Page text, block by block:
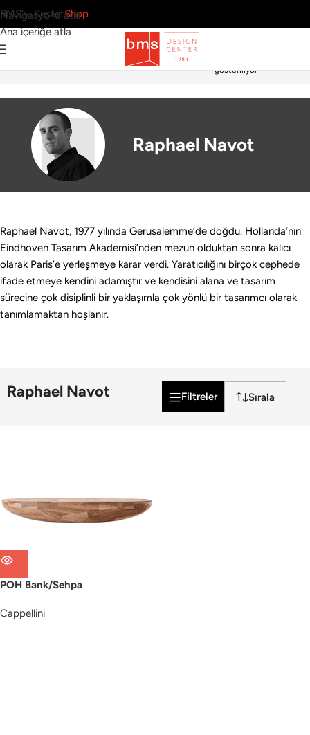
Navigasyona atla
Ana içeriğe atla
BMS’yi KeşfetShop
Raphael Navot
gösteriliyor
Raphael Navot
Raphael Navot, 1977 yılında Gerusalemme’de doğdu. Hollanda’nın
Eindhoven Tasarım Akademisi’nden mezun olduktan sonra kalıcı
olarak Paris’e yerleşmeye karar verdi. Yaratıcılığını birçok cephede
ifade etmeye kendini adamıştır ve kendisini alana ve tasarım
sürecine çok disiplinli bir yaklaşımla çok yönlü bir tasarımcı olarak
tanımlamaktan hoşlanır.
Raphael Navot Filtreler
POH Bank/Sehpa
Cappellini